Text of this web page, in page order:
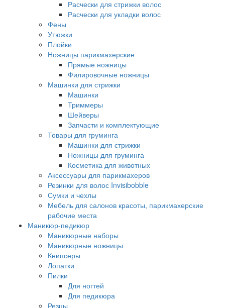
Расчески для стрижки волос
Расчески для укладки волос
Фены
Утюжки
Плойки
Ножницы парикмахерские
Прямые ножницы
Филировочные ножницы
Машинки для стрижки
Машинки
Триммеры
Шейверы
Запчасти и комплектующие
Товары для груминга
Машинки для стрижки
Ножницы для груминга
Косметика для животных
Аксессуары для парикмахеров
Резинки для волос Invisibobble
Сумки и чехлы
Мебель для салонов красоты, парикмахерские
рабочие места
Маникюр-педикюр
Маникюрные наборы
Маникюрные ножницы
Книпсеры
Лопатки
Пилки
Для ногтей
Для педикюра
Резцы